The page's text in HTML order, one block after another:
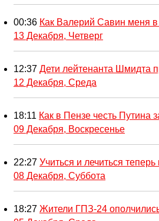
00:36 Как Валерий Савин меня
13 Декабря, Четверг
12:37 Дети лейтенанта Шмидта
12 Декабря, Среда
18:11 Как в Пензе честь Путина
09 Декабря, Воскресенье
22:27 Учиться и лечиться теперь
08 Декабря, Суббота
18:27 Жители ГПЗ-24